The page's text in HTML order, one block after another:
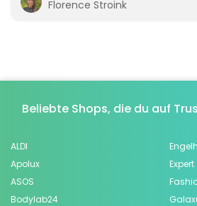
Florence Stroink
Beliebte Shops, die du auf
ALDI
Apolux
ASOS
Bodylab24
Expert